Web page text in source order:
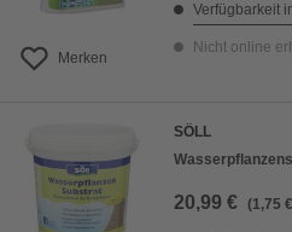
Merken
Verfügbarkeit
Nicht online
SÖLL
20,99 € (1,75